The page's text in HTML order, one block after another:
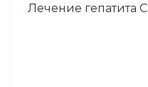
Лечение гепатита С